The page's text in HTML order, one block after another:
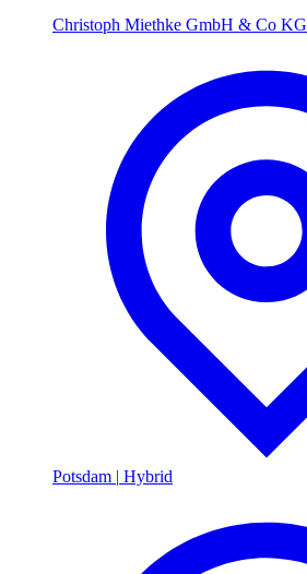
Christoph Miethke GmbH & Co KG
Potsdam | Hybrid